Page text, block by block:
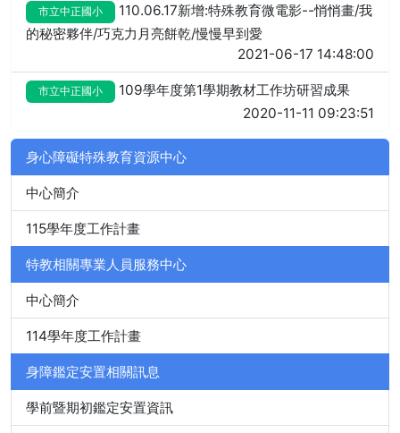
市立中正國小
110.06.17新增:特殊教育微電影--悄悄畫/我
的秘密夥伴/巧克力月亮餅乾/慢慢早到愛
2021-06-17 14:48:00
市立中正國小
109學年度第1學期教材工作坊研習成果
2020-11-11 09:23:51
身心障礙特殊教育資源中心
中心簡介
115學年度工作計畫
特教相關專業人員服務中心
中心簡介
114學年度工作計畫
身障鑑定安置相關訊息
學前暨期初鑑定安置資訊